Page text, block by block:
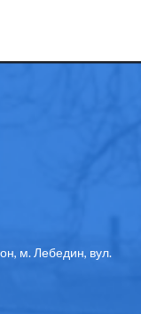
м. Лебедин, вул.